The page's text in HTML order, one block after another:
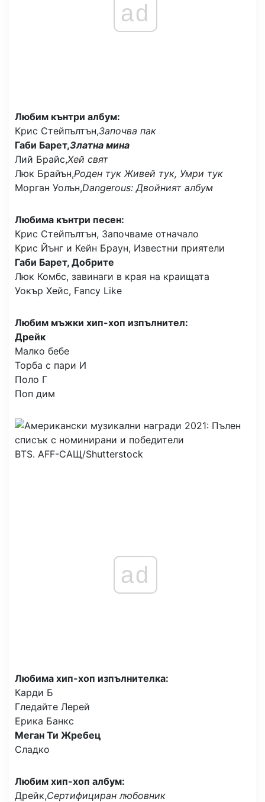
ad
Любим кънтри албум:
Крис Стейпълтън,Започва пак
Габи Барет,Златна мина
Лий Брайс,Хей свят
Люк Брайън,Роден тук Живей тук, Умри тук
Морган Уолън,Dangerous: Двойният албум
Любима кънтри песен:
Крис Стейпълтън, Започваме отначало
Крис Йънг и Кейн Браун, Известни приятели
Габи Барет, Добрите
Люк Комбс, завинаги в края на краищата
Уокър Хейс, Fancy Like
Любим мъжки хип-хоп изпълнител:
Дрейк
Малко бебе
Торба с пари И
Поло Г
Поп дим
BTS. AFF-САЩ/Shutterstock
ad
Любима хип-хоп изпълнителка:
Карди Б
Гледайте Лерей
Ерика Банкс
Меган Ти Жребец
Сладко
Любим хип-хоп албум:
Дрейк,Сертифициран любовник